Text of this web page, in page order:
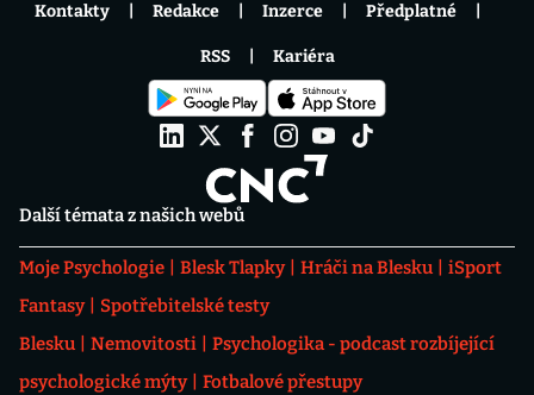
Další témata z našich webů
Moje Psychologie Blesk Tlapky Hráči na Blesku
iSport
Fantasy
Spotřebitelské testy
Blesku
Nemovitosti
Psychologika - podcast rozbíjející
psychologické mýty
Fotbalové přestupy
Kontakty Redakce Inzerce Předplatné
RSS Kariéra